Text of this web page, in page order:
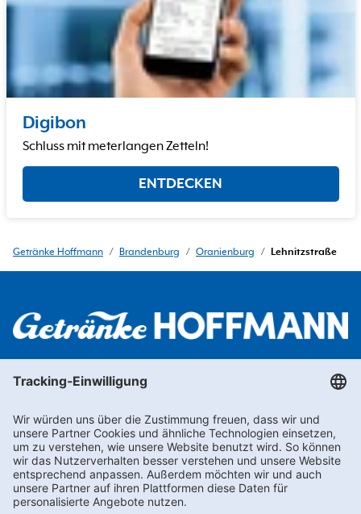
Digibon
Schluss mit meterlangen Zetteln!
ENTDECKEN
Getränke Hoffmann / Brandenburg / Oranienburg / Lehnitzstraße
Newsletter abonnieren
Kontakt
FAQs